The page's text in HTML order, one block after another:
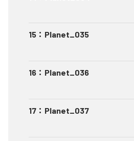
15 ： Planet_035
16 ： Planet_036
17 ： Planet_037